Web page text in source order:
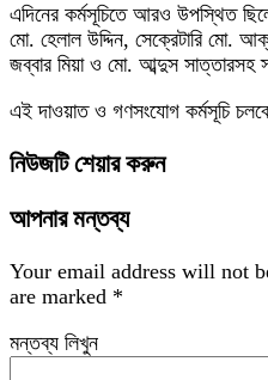
এদিনের কর্মসূচিতে আরও উপস্থিত
মো. হেলাল উদ্দিন, সেক্রেটারি মো.
জব্বার মিয়া ও মো. আব্দুস সাত্তারসহ
এই দাওয়াত ও গণসংযোগ কর্মসূচি
নিউজটি শেয়ার করুন
আপনার মন্তব্য
Your email address will not
are marked *
মন্তব্য লিখুন